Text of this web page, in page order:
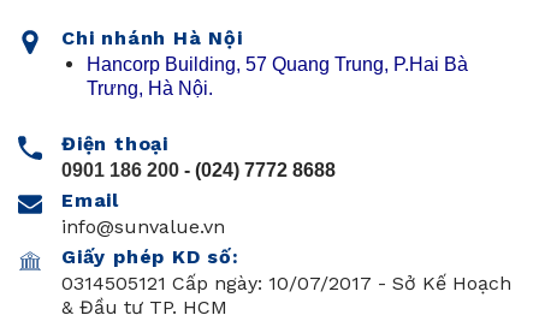
Chi nhánh Hà Nội
Hancorp Building, 57 Quang Trung, P.Hai Bà
Trưng, Hà Nội.
Điện thoại
0901 186 200 - (024) 7772 8688
Email
info@sunvalue.vn
Giấy phép KD số:
0314505121 Cấp ngày: 10/07/2017 - Sở Kế Hoạch
& Đầu tư TP. HCM